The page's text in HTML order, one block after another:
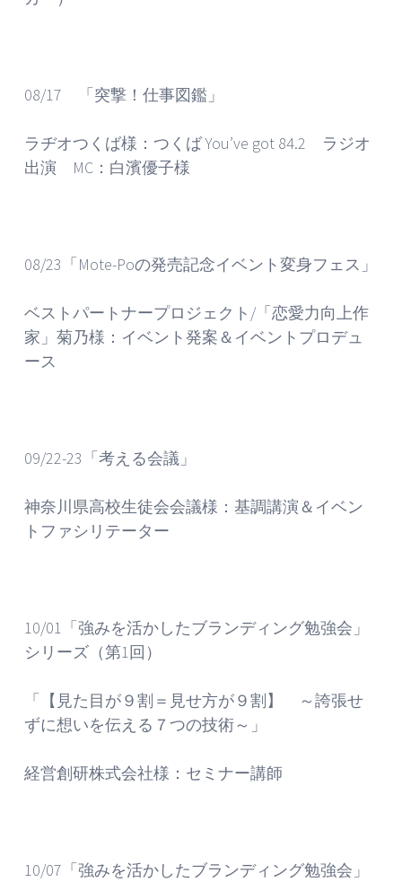
08/17 「突撃！仕事図鑑」
ラヂオつくば様：つくば You’ve got 84.2 ラジオ
出演 MC：白濱優子様
08/23「Mote-Poの発売記念イベント変身フェス」
ベストパートナープロジェクト/「恋愛力向上作
家」菊乃様：イベント発案＆イベントプロデュ
ース
09/22-23「考える会議」
神奈川県高校生徒会会議様：基調講演＆イベン
トファシリテーター
10/01「強みを活かしたブランディング勉強会」
シリーズ（第1回）
「【見た目が９割＝見せ方が９割】 ～誇張せ
ずに想いを伝える７つの技術～」
経営創研株式会社様：セミナー講師
10/07「強みを活かしたブランディング勉強会」